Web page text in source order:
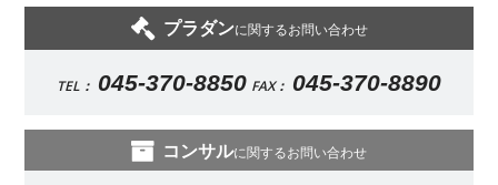
プラダンに関するお問い合わせ
TEL： 045-370-8850 FAX： 045-370-8890
コンサルに関するお問い合わせ